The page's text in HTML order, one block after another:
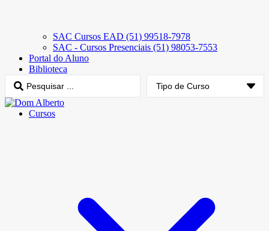
SAC Cursos EAD (51) 99518-7978
SAC - Cursos Presenciais (51) 98053-7553
Portal do Aluno
Biblioteca
Cursos